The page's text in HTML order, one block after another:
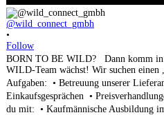
@wild_connect_gmbh
•
Follow
BORN TO BE WILD? Dann komm in
WILD-Team wächst! Wir suchen
Aufgaben: • Betreuung unserer
Einkaufsgesprächen •
du mit: • Kaufmännische Ausbildung